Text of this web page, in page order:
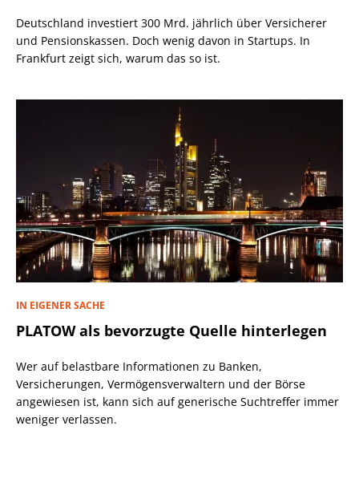
Deutschland investiert 300 Mrd. jährlich über Versicherer
und Pensionskassen. Doch wenig davon in Startups. In
Frankfurt zeigt sich, warum das so ist.
IN EIGENER SACHE
PLATOW als bevorzugte Quelle hinterlegen
Wer auf belastbare Informationen zu Banken,
Versicherungen, Vermögensverwaltern und der Börse
angewiesen ist, kann sich auf generische Suchtreffer immer
weniger verlassen.